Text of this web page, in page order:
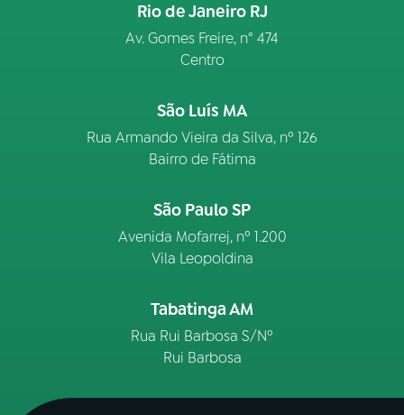
Rio de Janeiro RJ
Av. Gomes Freire, n° 474
Centro
São Luís MA
Rua Armando Vieira da Silva, nº 126
Bairro de Fátima
São Paulo SP
Avenida Mofarrej, nº 1.200
Vila Leopoldina
Tabatinga AM
Rua Rui Barbosa S/Nº
Rui Barbosa